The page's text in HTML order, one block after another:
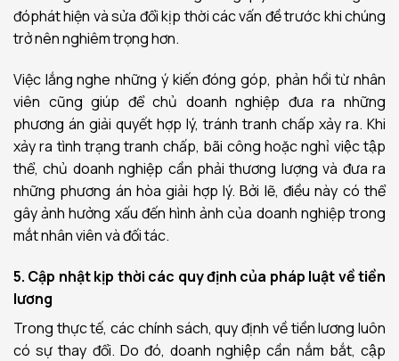
đóphát hiện và sửa đổi kịp thời các vấn đề trước khi chúng
trở nên nghiêm trọng hơn.
Việc lắng nghe những ý kiến đóng góp, phản hồi từ nhân
viên cũng giúp để chủ doanh nghiệp đưa ra những
phương án giải quyết hợp lý, tránh tranh chấp xảy ra. Khi
xảy ra tình trạng tranh chấp, bãi công hoặc nghỉ việc tập
thể, chủ doanh nghiệp cần phải thương lượng và đưa ra
những phương án hòa giải hợp lý. Bởi lẽ, điều này có thể
gây ảnh hưởng xấu đến hình ảnh của doanh nghiệp trong
mắt nhân viên và đối tác.
5. Cập nhậtkịp thời các quy định của pháp luật về tiền
lương
Trong thực tế, các chính sách, quy định về tiền lương luôn
có sự thay đổi. Do đó, doanh nghiệp cần nắm bắt, cập